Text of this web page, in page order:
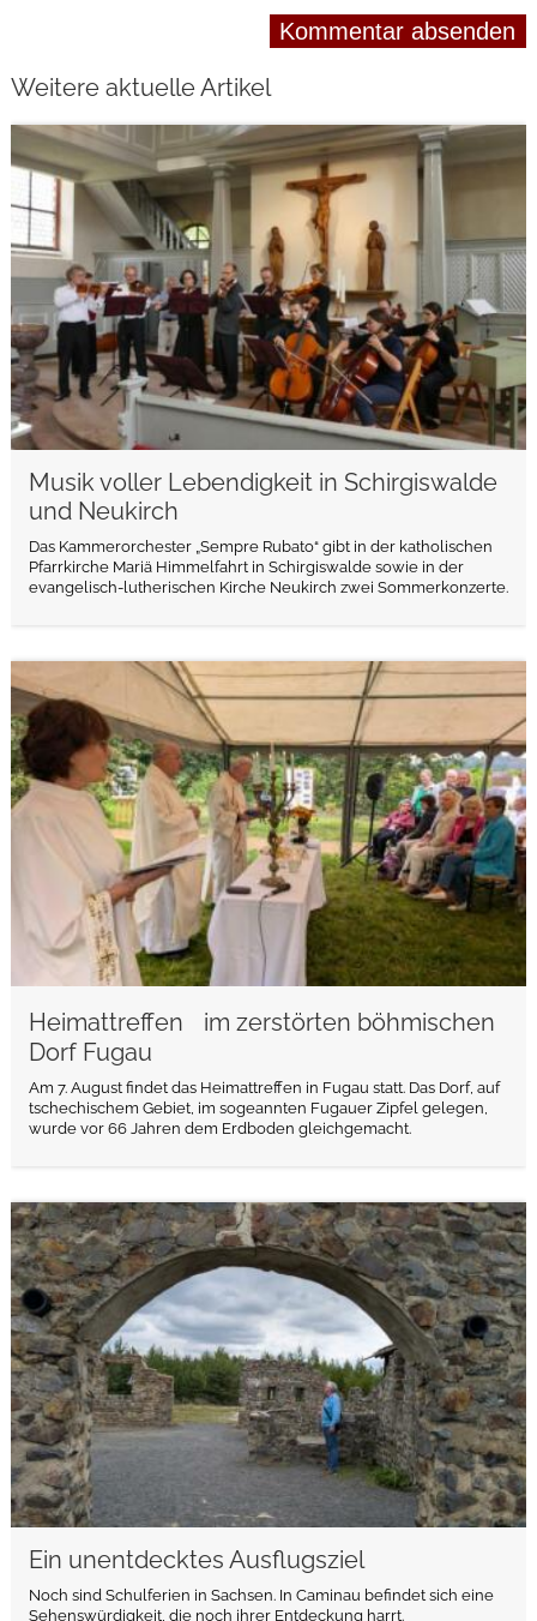
Weitere aktuelle Artikel
Musik voller Lebendigkeit in Schirgiswalde
und Neukirch
Das Kammerorchester „Sempre Rubato“ gibt in der katholischen
Pfarrkirche Mariä Himmelfahrt in Schirgiswalde sowie in der
evangelisch-lutherischen Kirche Neukirch zwei Sommerkonzerte.
weiterlesen
Heimattreffen im zerstörten böhmischen
Dorf Fugau
Am 7. August findet das Heimattreffen in Fugau statt. Das Dorf, auf
tschechischem Gebiet, im sogeannten Fugauer Zipfel gelegen,
wurde vor 66 Jahren dem Erdboden gleichgemacht.
weiterlesen
Ein unentdecktes Ausflugsziel
Noch sind Schulferien in Sachsen. In Caminau befindet sich eine
Sehenswürdigkeit, die noch ihrer Entdeckung harrt.
weiterlesen